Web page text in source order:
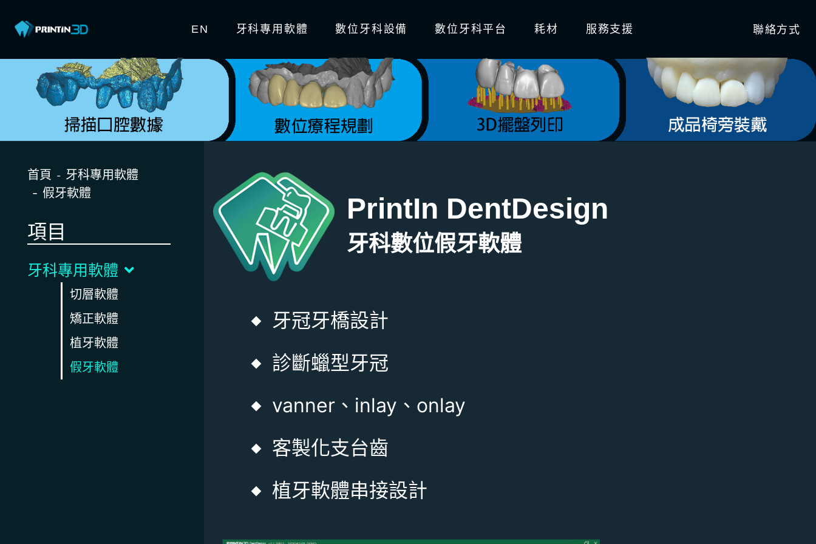
EN 牙科專用軟體 數位牙科設備 數位牙科平台 耗材 服務支援 聯絡方式
首頁
牙科專用軟體
假牙軟體
項目
牙科專用軟體
切層軟體
矯正軟體
植牙軟體
假牙軟體
PrintIn DentDesign
牙科數位假牙軟體
牙冠牙橋設計
診斷蠟型牙冠
vanner、inlay、onlay
客製化支台齒
植牙軟體串接設計